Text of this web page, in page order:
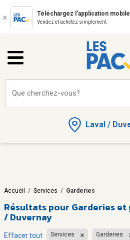
Téléchargez l'application mobile
Vendez et achetez simplement
Laval /
Que cherchez-vous?
Accueil / Services / Garderies
Résultats pour Garderies et
/ Duvernay
Effacer tout Services Garderies